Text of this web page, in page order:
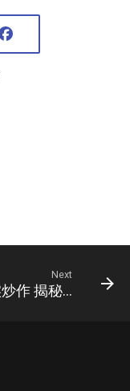
Next
变性博士面对媒体指正不实炒作 揭秘男妈妈工程